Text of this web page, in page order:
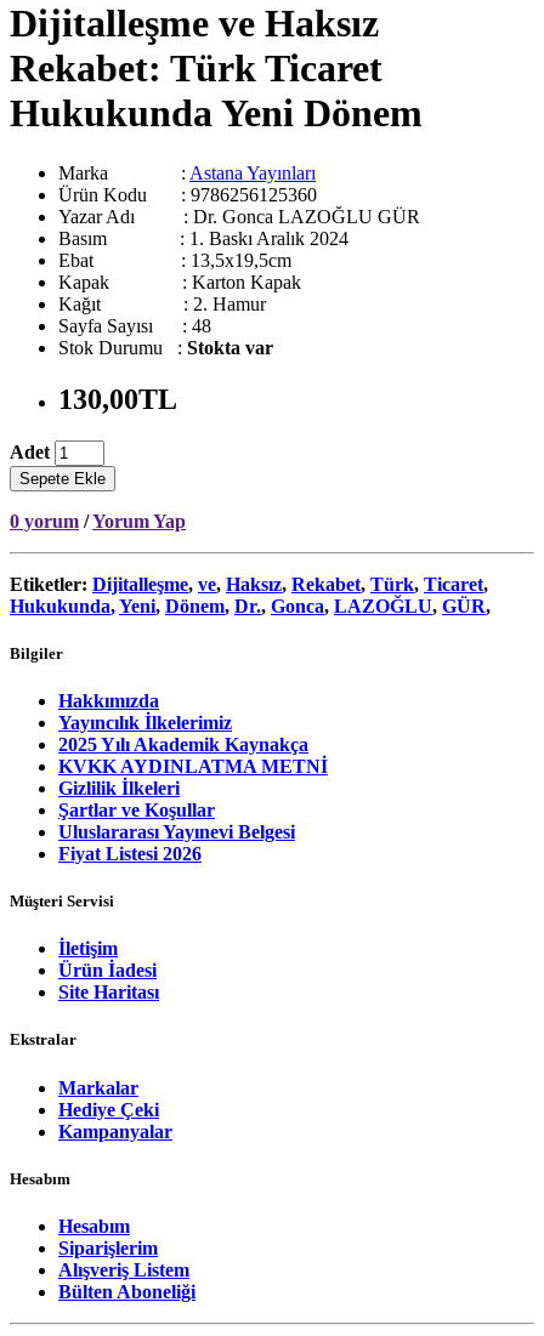
Dijitalleşme ve Haksız
Rekabet: Türk Ticaret
Hukukunda Yeni Dönem
Marka : Astana Yayınları
Ürün Kodu : 9786256125360
Yazar Adı : Dr. Gonca LAZOĞLU GÜR
Basım : 1. Baskı Aralık 2024
Ebat : 13,5x19,5cm
Kapak : Karton Kapak
Kağıt : 2. Hamur
Sayfa Sayısı : 48
Stok Durumu : Stokta var
130,00TL
Adet
Sepete Ekle
0 yorum /Yorum Yap
Etiketler: Dijitalleşme, ve, Haksız, Rekabet, Türk, Ticaret,
Hukukunda,Yeni, Dönem, Dr., Gonca, LAZOĞLU, GÜR,
Bilgiler
Hakkımızda
Yayıncılık İlkelerimiz
2025 Yılı Akademik Kaynakça
KVKK AYDINLATMA METNİ
Gizlilik İlkeleri
Şartlar ve Koşullar
Uluslararası Yayınevi Belgesi
Fiyat Listesi 2026
Müşteri Servisi
İletişim
Ürün İadesi
Site Haritası
Ekstralar
Markalar
Hediye Çeki
Kampanyalar
Hesabım
Hesabım
Siparişlerim
Alışveriş Listem
Bülten Aboneliği